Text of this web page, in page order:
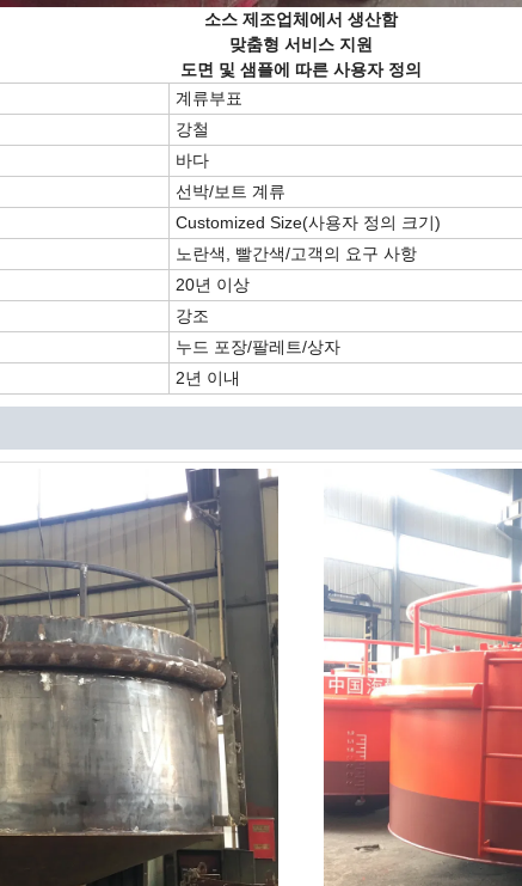
소스 제조업체에서 생산함
맞춤형 서비스 지원
도면 및 샘플에 따른 사용자 정의
계류부표
강철
바다
선박/보트 계류
Customized Size(사용자 정의 크기)
노란색, 빨간색/고객의 요구 사항
20년 이상
강조
누드 포장/팔레트/상자
2년 이내